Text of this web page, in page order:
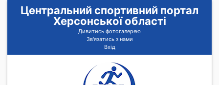
Центральний спортивний портал
Херсонської області
Дивитись фотогалерею
Зв'язатись з нами
Вхід